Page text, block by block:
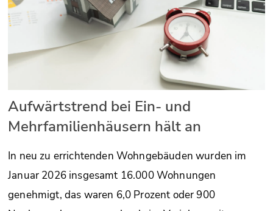
Aufwärtstrend bei Ein- und
Mehrfamilienhäusern hält an
In neu zu errichtenden Wohngebäuden wurden im
Januar 2026 insgesamt 16.000 Wohnungen
genehmigt, das waren 6,0 Prozent oder 900